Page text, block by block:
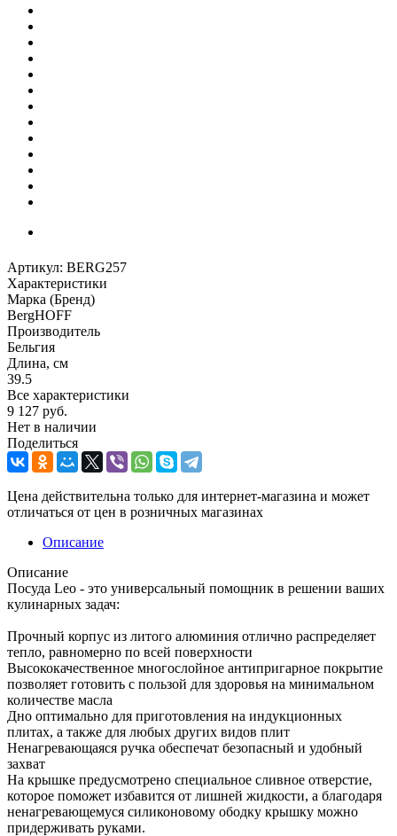
Артикул: BERG257
Характеристики
Марка (Бренд)
BergHOFF
Производитель
Бельгия
Длина, см
39.5
Все характеристики
9 127 руб.
Нет в наличии
Поделиться
Цена действительна только для интернет-магазина и может
отличаться от цен в розничных магазинах
Описание
Описание
Посуда Leo - это универсальный помощник в решении ваших
кулинарных задач:
Прочный корпус из литого алюминия отлично распределяет
тепло, равномерно по всей поверхности
Высококачественное многослойное антипригарное покрытие
позволяет готовить с пользой для здоровья на минимальном
количестве масла
Дно оптимально для приготовления на индукционных
плитах, а также для любых других видов плит
Ненагревающаяся ручка обеспечат безопасный и удобный
захват
На крышке предусмотрено специальное сливное отверстие,
которое поможет избавится от лишней жидкости, а благодаря
ненагревающемуся силиконовому ободку крышку можно
придерживать руками.